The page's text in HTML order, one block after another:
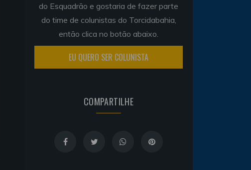
do Esquadrão e gostaria de fazer parte
do time de colunistas do Torcidabahia,
então clica no botão abaixo.
EU QUERO SER COLUNISTA
COMPARTILHE